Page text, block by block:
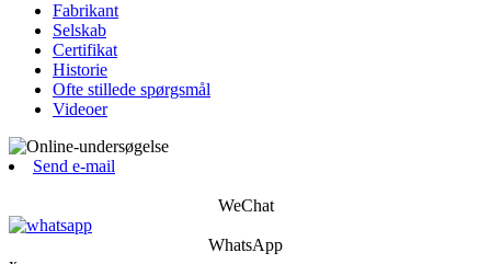
Fabrikant
Selskab
Certifikat
Historie
Ofte stillede spørgsmål
Videoer
Send e-mail
WeChat
WhatsApp